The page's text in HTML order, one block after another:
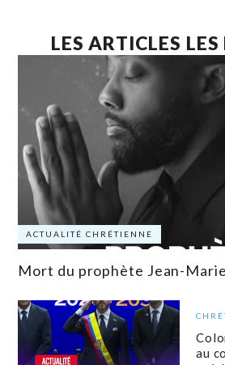
LES ARTICLES LES
ACTUALITÉ CHRÉTIENNE
Mort du prophète Jean-
au